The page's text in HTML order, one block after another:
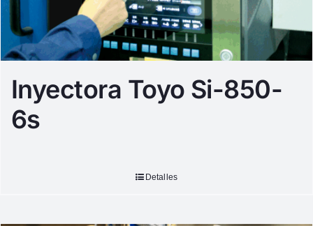
Inyectora Toyo Si-850-
6s
Detalles